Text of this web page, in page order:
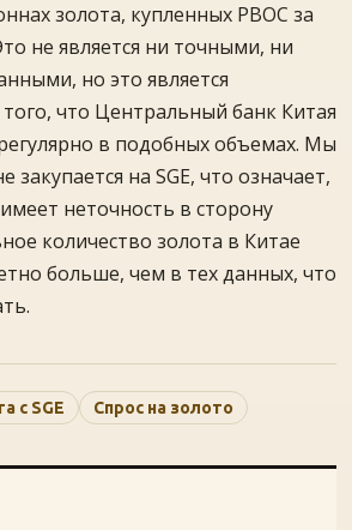
золота, купленных PBOC за
не является ни точными, ни
но это является
что Центральный банк Китая
в подобных объемах. Мы
закупается на SGE, что означает,
неточность в сторону
количество золота в Китае
больше, чем в тех данных, что
с SGE Спрос на золото